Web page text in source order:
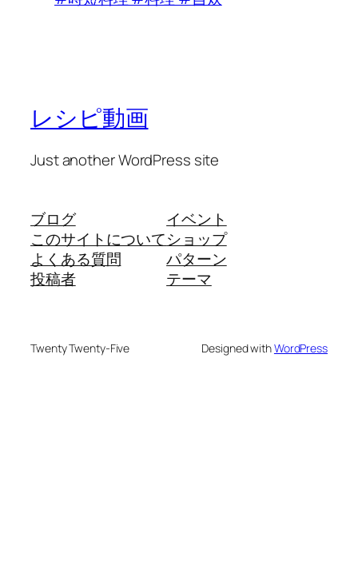
レシピ動画
Just another WordPress site
ブログ
このサイトについて
よくある質問
投稿者
イベント
ショップ
パターン
テーマ
Twenty Twenty-Five Designed withWordPress